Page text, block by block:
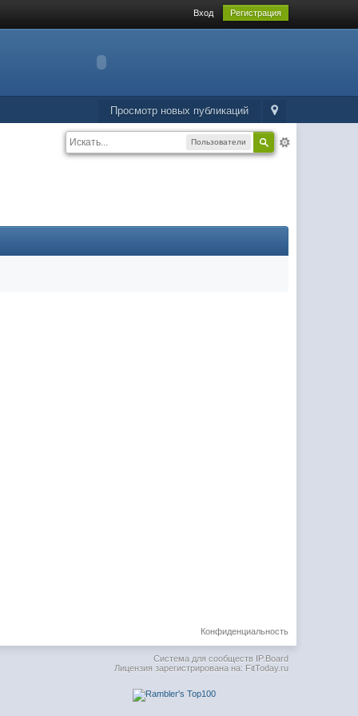
Вход Регистрация
Просмотр новых публикаций
Пользователи
Конфиденциальность
Система для сообществ IP.Board
Лицензия зарегистрирована на: FitToday.ru